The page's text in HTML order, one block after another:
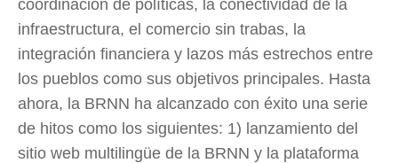
coordinación de políticas, la conectividad de la
infraestructura, el comercio sin trabas, la
integración financiera y lazos más estrechos entre
los pueblos como sus objetivos principales. Hasta
ahora, la BRNN ha alcanzado con éxito una serie
de hitos como los siguientes: 1) lanzamiento del
sitio web multilingüe de la BRNN y la plataforma